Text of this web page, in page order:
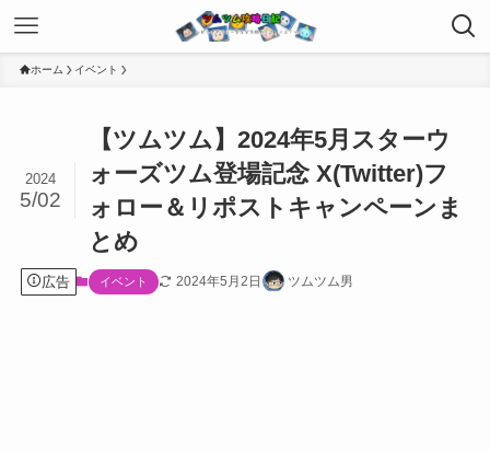
ホーム イベント
【ツムツム】2024年5月スターウ
ォーズツム登場記念 X(Twitter)フ
ォロー＆リポストキャンペーンま
とめ
2024
5/02
広告 イベント 2024年5月2日 ツムツム男